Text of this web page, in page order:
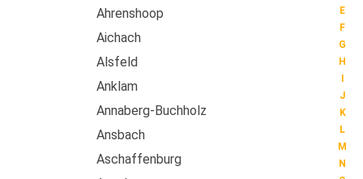
E
F
G
H
J
K
L
M
N
Ahrenshoop
Aichach
Alsfeld
Anklam
Annaberg-Buchholz
Ansbach
Aschaffenburg